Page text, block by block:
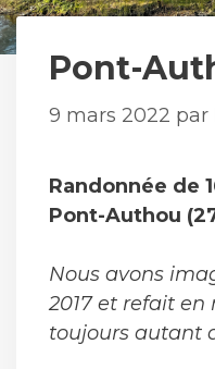
Pont-
9 mars 2022 par
Randonnée de
Pont-Authou
Nous avons
2017 et refait en
toujours autant